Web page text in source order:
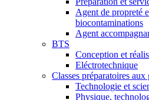
Agent de propreté
biocontaminations
Agent
BTS
Conception et
Eléctrotechnique
Classes préparatoires aux
Technologie et
Physique,